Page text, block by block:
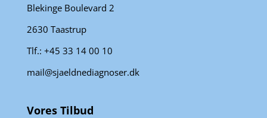
Blekinge Boulevard 2
2630 Taastrup
Tlf.: +45 33 14 00 10
mail@sjaeldnediagnoser.dk
Vores Tilbud